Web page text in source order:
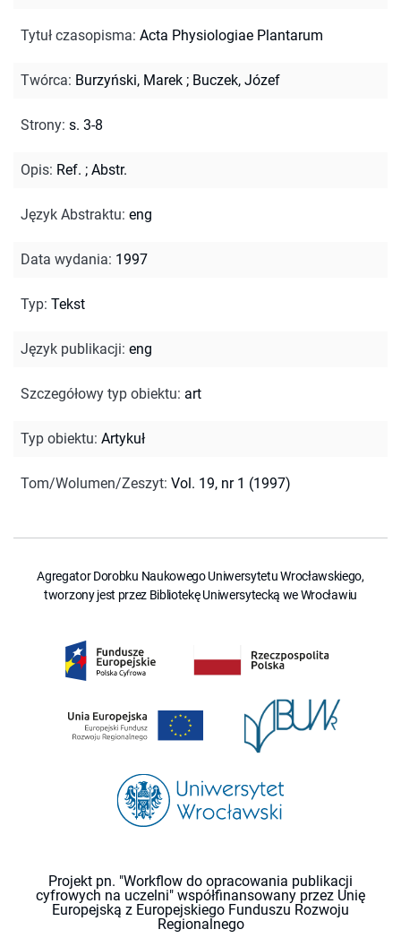
Tytuł czasopisma: Acta Physiologiae Plantarum
Twórca: Burzyński, Marek ; Buczek, Józef
Strony: s. 3-8
Opis: Ref. ; Abstr.
Język Abstraktu: eng
Data wydania: 1997
Typ: Tekst
Język publikacji: eng
Szczegółowy typ obiektu: art
Typ obiektu: Artykuł
Tom/Wolumen/Zeszyt: Vol. 19, nr 1 (1997)
Agregator Dorobku Naukowego Uniwersytetu Wrocławskiego,
tworzony jest przez Bibliotekę Uniwersytecką we Wrocławiu
Projekt pn. "Workflow do opracowania publikacji
cyfrowych na uczelni" współfinansowany przez Unię
Europejską z Europejskiego Funduszu Rozwoju
Regionalnego